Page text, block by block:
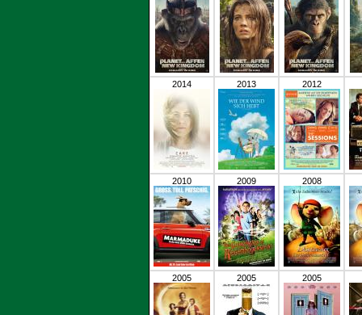
2014 2013 2012
2010 2009 2008
2005 2005 2005